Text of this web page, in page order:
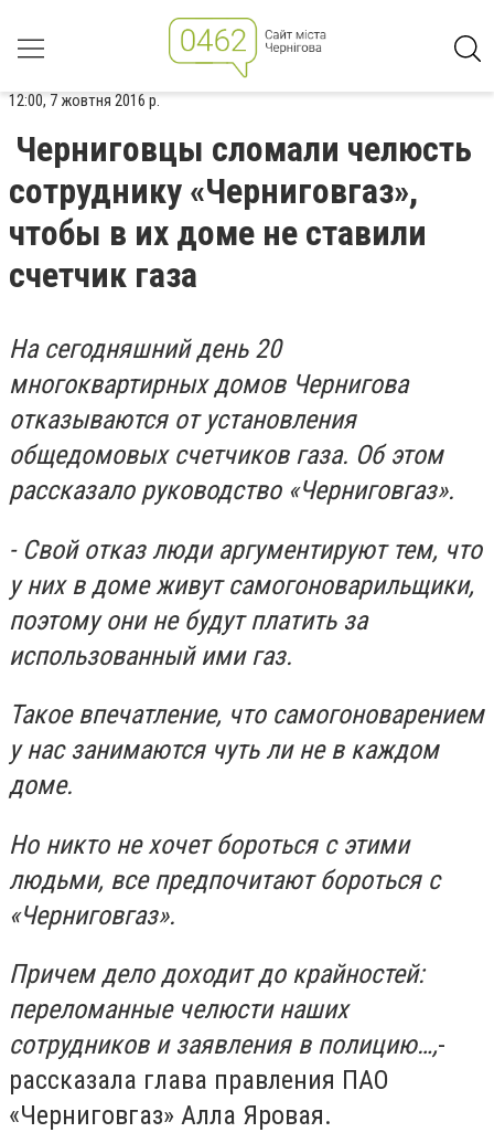
12:00, 7 жовтня 2016 р.
Черниговцы сломали челюсть
сотруднику «Черниговгаз»,
чтобы в их доме не ставили
счетчик газа
На сегодняшний день 20
многоквартирных домов Чернигова
отказываются от установления
общедомовых счетчиков газа. Об этом
рассказало руководство «Черниговгаз».
- Свой отказ люди аргументируют тем, что
у них в доме живут самогоноварильщики,
поэтому они не будут платить за
использованный ими газ.
Такое впечатление, что самогоноварением
у нас занимаются чуть ли не в каждом
доме.
Но никто не хочет бороться с этими
людьми, все предпочитают бороться с
«Черниговгаз».
Причем дело доходит до крайностей:
переломанные челюсти наших
сотрудников и заявления в полицию…,-
рассказала глава правления ПАО
«Черниговгаз» Алла Яровая.